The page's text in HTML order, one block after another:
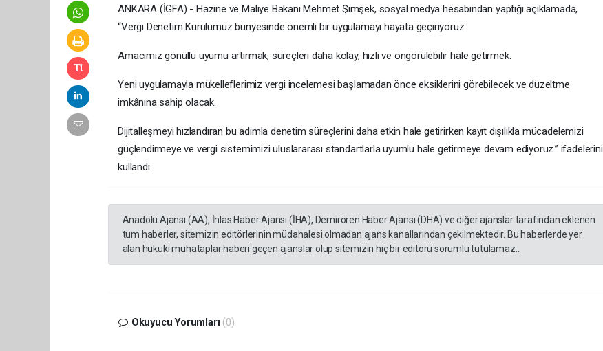
ANKARA (İGFA) - Hazine ve Maliye Bakanı Mehmet Şimşek, sosyal medya hesabından yaptığı açıklamada,
“Vergi Denetim Kurulumuz bünyesinde önemli bir uygulamayı hayata geçiriyoruz.
Amacımız gönüllü uyumu artırmak, süreçleri daha kolay, hızlı ve öngörülebilir hale getirmek.
Yeni uygulamayla mükelleflerimiz vergi incelemesi başlamadan önce eksiklerini görebilecek ve düzeltme
imkânına sahip olacak.
Dijitalleşmeyi hızlandıran bu adımla denetim süreçlerini daha etkin hale getirirken kayıt dışılıkla mücadelemizi
güçlendirmeye ve vergi sistemimizi uluslararası standartlarla uyumlu hale getirmeye devam ediyoruz.” ifadelerini
kullandı.
Anadolu Ajansı (AA), İhlas Haber Ajansı (İHA), Demirören Haber Ajansı (DHA) ve diğer ajanslar tarafından eklenen
tüm haberler, sitemizin editörlerinin müdahalesi olmadan ajans kanallarından çekilmektedir. Bu haberlerde yer
alan hukuki muhataplar haberi geçen ajanslar olup sitemizin hiç bir editörü sorumlu tutulamaz...
Okuyucu Yorumları (0)